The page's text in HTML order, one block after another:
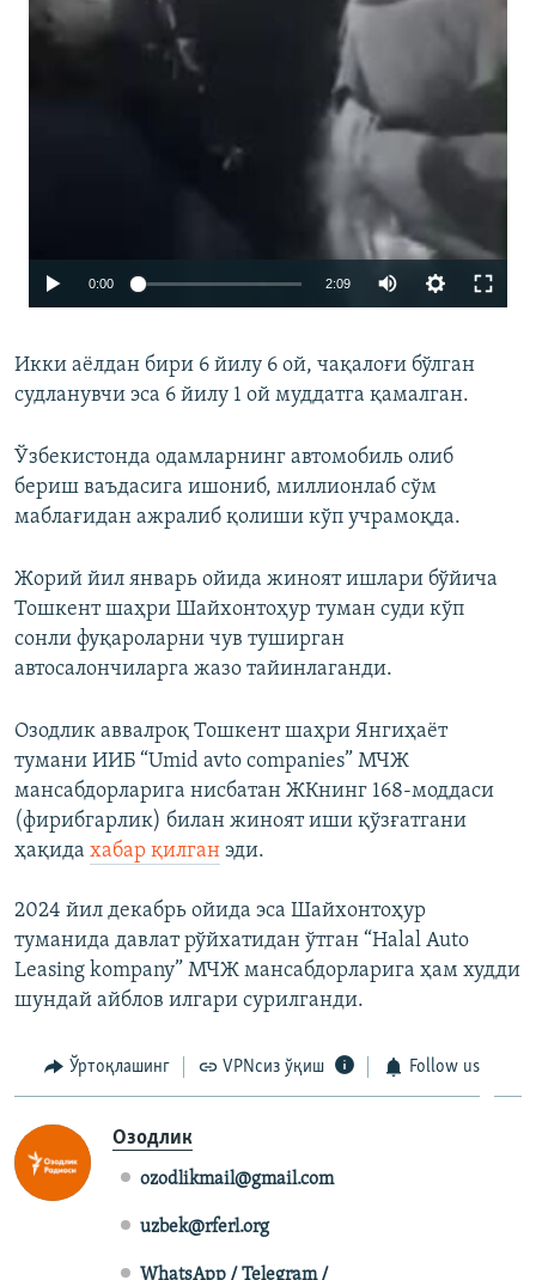
0:00 2:09
360p
480p
Икки аёлдан бири 6 йилу 6 ой, чақалоғи бўлган
судланувчи эса 6 йилу 1 ой муддатга қамалган.
Ўзбекистонда одамларнинг автомобиль олиб
бериш ваъдасига ишониб, миллионлаб сўм
маблағидан ажралиб қолиши кўп учрамоқда.
Жорий йил январь ойида жиноят ишлари бўйича
Тошкент шаҳри Шайхонтоҳур туман суди кўп
сонли фуқароларни чув туширган
автосалончиларга жазо тайинлаганди.
Озодлик аввалроқ Тошкент шаҳри Янгиҳаёт
тумани ИИБ “Umid avto companies” МЧЖ
мансабдорларига нисбатан ЖКнинг 168-моддаси
(фирибгарлик) билан жиноят иши қўзғатгани
ҳақида хабар қилган эди.
2024 йил декабрь ойида эса Шайхонтоҳур
туманида давлат рўйхатидан ўтган “Halal Auto
Leasing kompany” МЧЖ мансабдорларига ҳам худди
шундай айблов илгари сурилганди.
Ўртоқлашинг VPNсиз ўқиш Follow us
Озодлик
ozodlikmail@gmail.com
uzbek@rferl.org
WhatsApp / Telegram /